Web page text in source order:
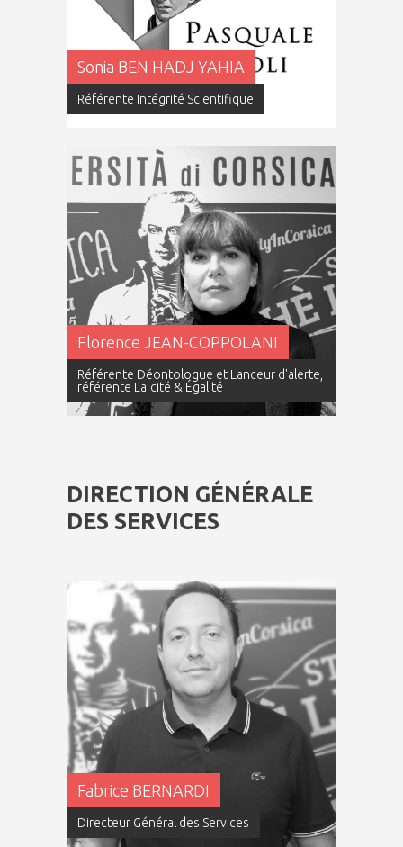
Sonia BEN HADJ YAHIA
Référente Intégrité Scientifique
Florence JEAN-COPPOLANI
Référente Déontologue et Lanceur d'alerte,
référente Laïcité & Égalité
DIRECTION GÉNÉRALE
DES SERVICES
Fabrice BERNARDI
Directeur Général des Services